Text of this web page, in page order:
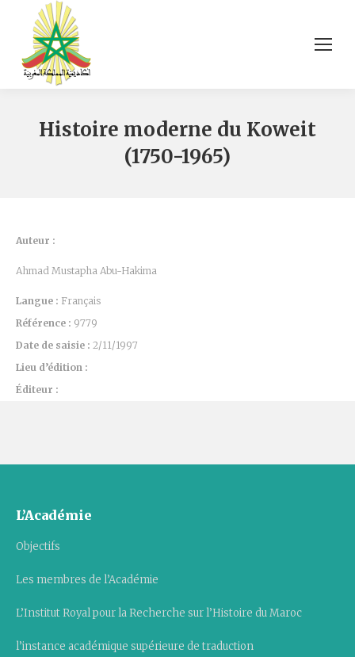
Histoire moderne du Koweit
(1750-1965)
Auteur :
Ahmad Mustapha Abu-Hakima
Langue : Français
Référence : 9779
Date de saisie : 2/11/1997
Lieu d’édition :
Éditeur :
L’Académie
Objectifs
Les membres de l’Académie
L’Institut Royal pour la Recherche sur l’Histoire du Maroc
l’instance académique supérieure de traduction